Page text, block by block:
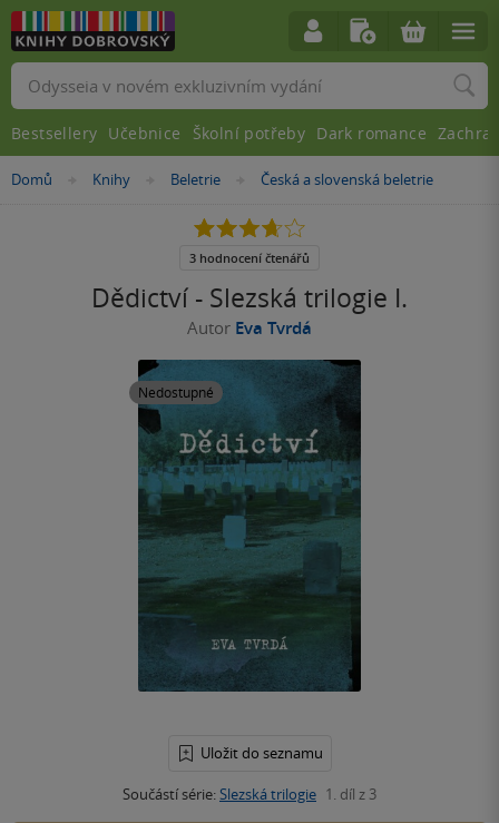
Nacházíte
Domů »
Knihy »
Beletrie »
Česká a slovenská beletrie
Dědictví - Slezská trilogie I.
Autor Eva Tvrdá
Nedostupné
Uložit do seznamu
Součástí série:Slezská trilogie 1. díl z 3
3.7
5
3 hodnocení čtenářů
Vyhledávání
Bestsellery Učebnice Školní potřeby Dark romance